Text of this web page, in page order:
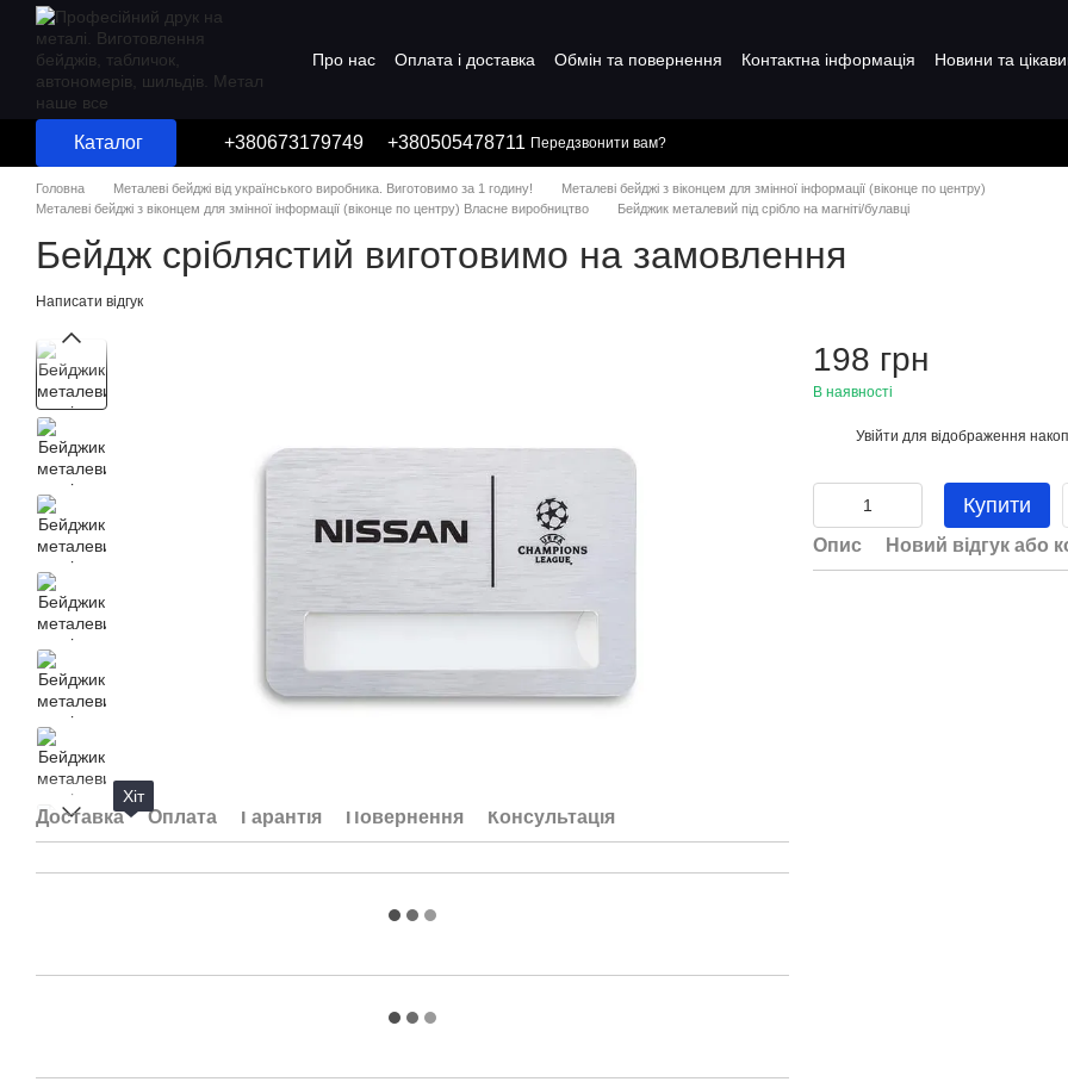
Перейти до основного контенту
Про нас Оплата і доставка Обмін та повернення Контактна інформація Новини та
Каталог +380673179749 +380505478711 Передзвонити вам?
Головна Металеві бейджі від українського виробника. Виготовимо за 1 годину!
Металеві бейджі з віконцем для змінної інформації (віконце по центру)
Металеві бейджі з віконцем для змінної інформації (віконце по центру) Власне виробництво
Бейджик металевий під срібло на магніті/булавці
Бейдж сріблястий виготовимо на замовлення
Написати відгук
Хіт
Доставка Оплата Гарантія Повернення Консультація
198 грн
В наявності
Увійти для відображення
Купити
Опис Новий відгук або